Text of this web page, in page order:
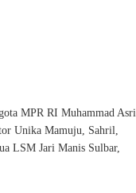
MPR RI Muhammad Asri
Unika Mamuju, Sahril,
LSM Jari Manis Sulbar,